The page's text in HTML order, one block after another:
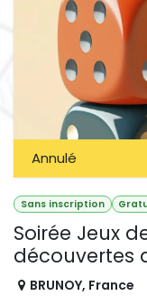
Annulé
Sans inscription
Soirée Jeux
découvertes
BRUNOY, France